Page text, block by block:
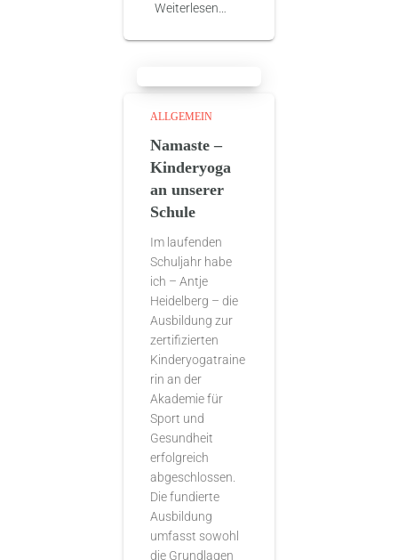
Weiterlesen…
ALLGEMEIN
Namaste –
Kinderyoga
an unserer
Schule
Im laufenden
Schuljahr habe
ich – Antje
Heidelberg – die
Ausbildung zur
zertifizierten
Kinderyogatraine
rin an der
Akademie für
Sport und
Gesundheit
erfolgreich
abgeschlossen.
Die fundierte
Ausbildung
umfasst sowohl
die Grundlagen